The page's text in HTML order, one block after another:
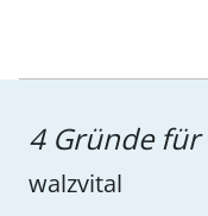
4 Gründe für
walzvital